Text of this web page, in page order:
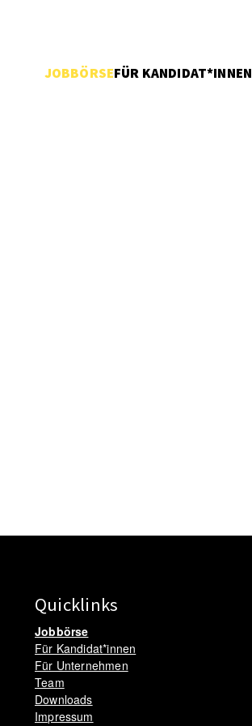
JOBBÖRSEFÜR KANDIDAT*INNEN
Quicklinks
Jobbörse
Für Kandidat*innen
Für Unternehmen
Team
Downloads
Impressum